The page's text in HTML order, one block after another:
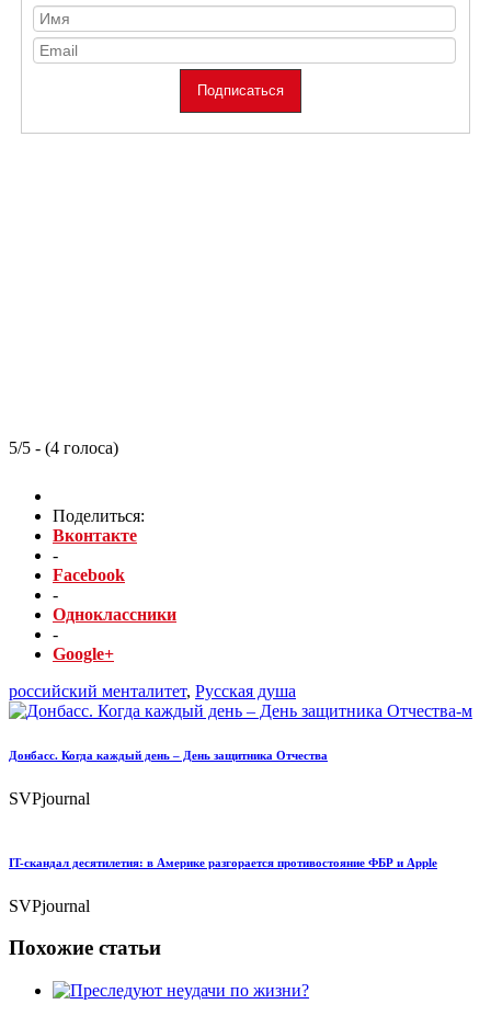
5/5 - (4 голоса)
Поделиться:
Вконтакте
-
Facebook
-
Одноклассники
-
Google+
российский менталитет, Русская душа
Донбасс. Когда каждый день – День защитника Отчества
SVPjournal
IT-скандал десятилетия: в Америке разгорается противостояние ФБР и Apple
SVPjournal
Похожие статьи